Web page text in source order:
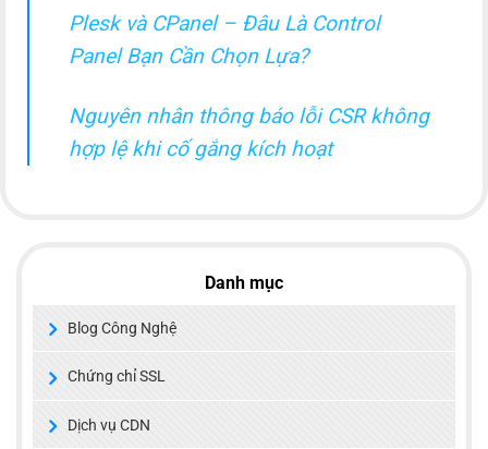
Plesk và CPanel – Đâu Là Control
Panel Bạn Cần Chọn Lựa?
Nguyên nhân thông báo lỗi CSR không
hợp lệ khi cố gắng kích hoạt
Danh mục
Blog Công Nghệ
Chứng chỉ SSL
Dịch vụ CDN